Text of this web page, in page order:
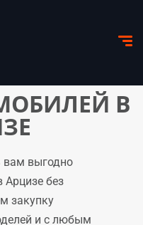
В
вам выгодно
Арцизе без
закупку
и с любым